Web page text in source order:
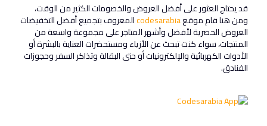
قد يحتاج العثور على أفضل العروض والخصومات الكثير من الوقت،
ومن هنا قام موقعcodesarabiaالمعروف بتجميع أفضل التخفيضات
العروض الحصرية لأفضل وأشهر المتاجر على مجموعة واسعة من
المنتجات، سواء كنت تبحث عن الأزياء ومستحضرات العناية بالبشرة أو
الأدوات الكهربائية والإلكترونيات أو حتى البقالة وتذاكر السفر وحجوزات
الفنادق.